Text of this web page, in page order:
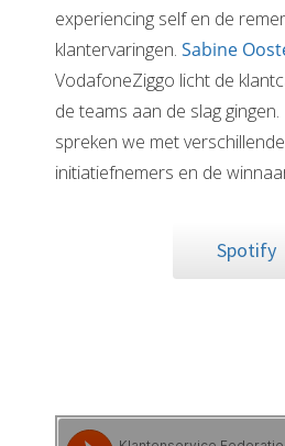
experiencing self en de
klantervaringen. Sabine
VodafoneZiggo licht de
de teams aan de slag
spreken we met
initiatiefnemers en de
Spotify